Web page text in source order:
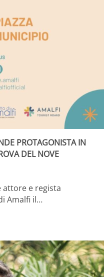
PROTAGONISTA IN
DEL NOVE
attore e regista
Amalfi il…